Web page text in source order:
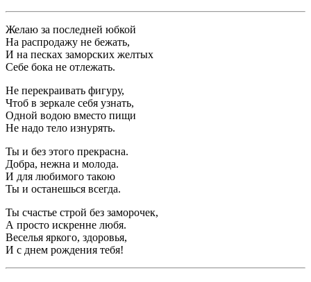
Желаю за последней юбкой
На распродажу не бежать,
И на песках заморских желтых
Себе бока не отлежать.
Не перекраивать фигуру,
Чтоб в зеркале себя узнать,
Одной водою вместо пищи
Не надо тело изнурять.
Ты и без этого прекрасна.
Добра, нежна и молода.
И для любимого такою
Ты и останешься всегда.
Ты счастье строй без заморочек,
А просто искренне любя.
Веселья яркого, здоровья,
И с днем рождения тебя!